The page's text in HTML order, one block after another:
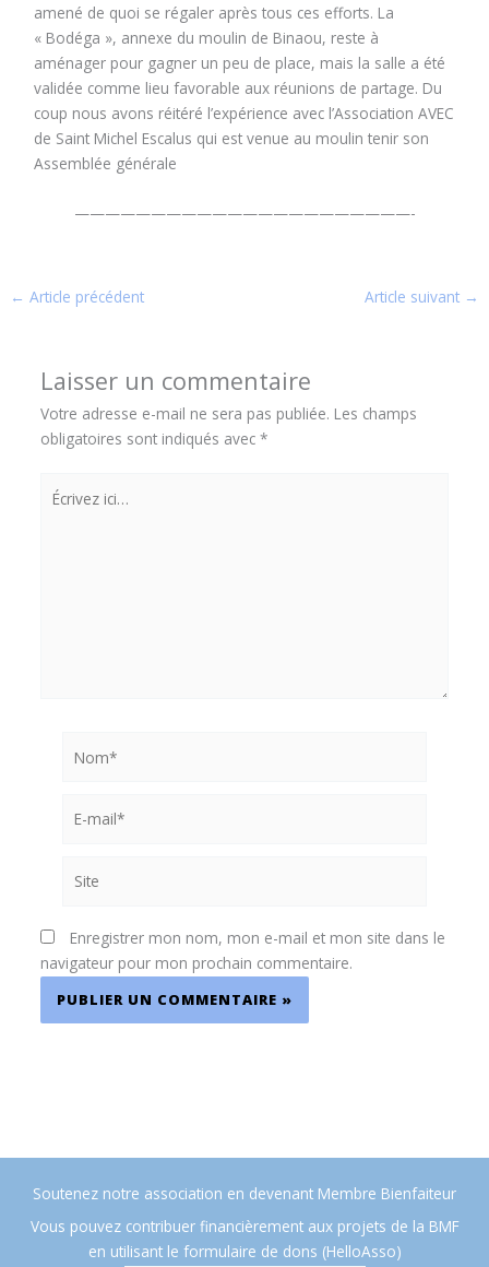
amené de quoi se régaler après tous ces efforts. La
« Bodéga », annexe du moulin de Binaou, reste à
aménager pour gagner un peu de place, mais la salle a été
validée comme lieu favorable aux réunions de partage. Du
coup nous avons réitéré l’expérience avec l’Association AVEC
de Saint Michel Escalus qui est venue au moulin tenir son
Assemblée générale
——————————————————————-
← Article précédent Article suivant →
Laisser un commentaire
Votre adresse e-mail ne sera pas publiée. Les champs
obligatoires sont indiqués avec *
Écrivez
ici…
mail*
Enregistrer mon nom, mon e-mail et mon site dans le
navigateur pour mon prochain commentaire.
Soutenez notre association en devenant Membre Bienfaiteur
Vous pouvez contribuer financièrement aux projets de la BMF
en utilisant le formulaire de dons (HelloAsso)